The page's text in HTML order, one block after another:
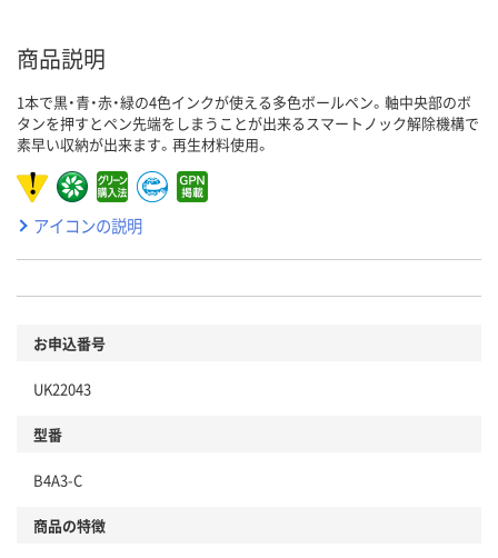
商品説明
1本で黒・青・赤・緑の4色インクが使える多色ボールペン。軸中央部のボ
タンを押すとペン先端をしまうことが出来るスマートノック解除機構で
素早い収納が出来ます。再生材料使用。
アイコンの説明
お申込番号
UK22043
型番
B4A3-C
商品の特徴